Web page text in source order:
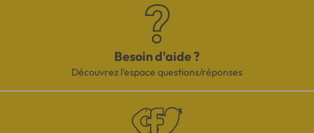
Besoin d'aide ?
Découvrez l'espace questions/réponses